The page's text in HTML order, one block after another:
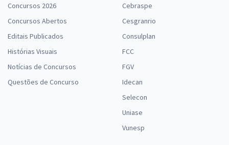
Concursos 2026
Concursos Abertos
Editais Publicados
Histórias Visuais
Notícias de Concursos
Questões de Concurso
Cebraspe
Cesgranrio
Consulplan
FCC
FGV
Idecan
Selecon
Uniase
Vunesp